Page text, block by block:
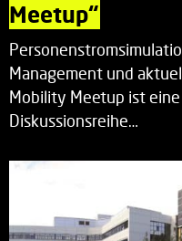
Meetup“
Management und
Mobility Meetup ist
Diskussionsreihe…